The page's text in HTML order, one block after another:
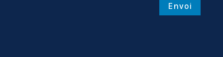
Envoi